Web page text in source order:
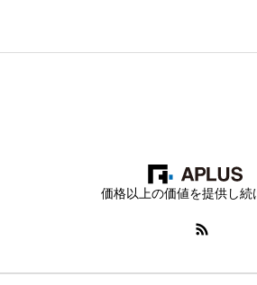
価格以上の価値を提供し続